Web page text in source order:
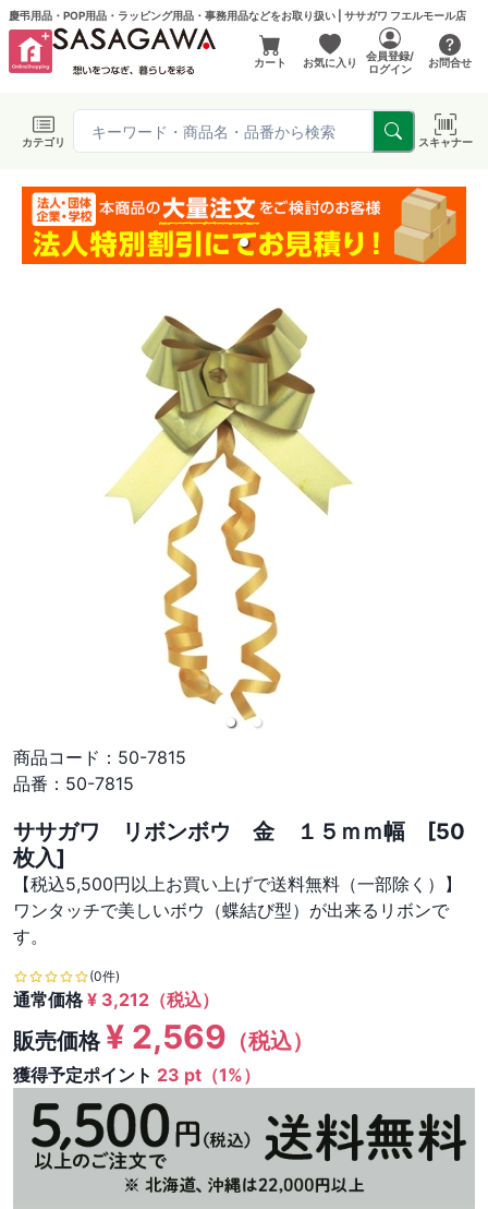
慶弔用品・POP用品・ラッピング用品・事務用品などをお取り扱い | ササガワ フエルモール店
カート お気に入り
会員登録/
ログイン
お問合せ
カテゴリ スキャナー
商品コード： 50-7815
品番： 50-7815
ササガワ リボンボウ 金 １５ｍｍ幅 [50
枚入]
【税込5,500円以上お買い上げで送料無料（一部除く）】
ワンタッチで美しいボウ（蝶結び型）が出来るリボンで
す。
(0件)
通常価格¥ 3,212 （税込）
販売価格¥ 2,569 （税込）
獲得予定ポイント 23 pt（1%）